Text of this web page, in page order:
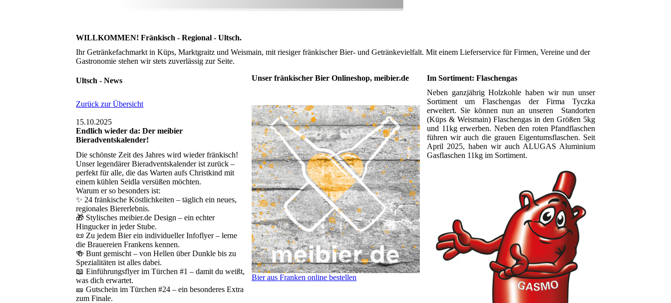
WILLKOMMEN! Fränkisch - Regional - Ultsch.
Ihr Getränkefachmarkt in Küps, Marktgraitz und Weismain, mit riesiger fränkischer Bier- und Getränkevielfalt. Mit einem Lieferservice für Firmen, Vereine und der
Gastronomie stehen wir stets zuverlässig zur Seite.
Ultsch - News
Zurück zur Übersicht
15.10.2025
Endlich wieder da: Der meibier
Bieradventskalender!
Die schönste Zeit des Jahres wird wieder fränkisch!
Unser legendärer Bieradventskalender ist zurück –
perfekt für alle, die das Warten aufs Christkind mit
einem kühlen Seidla versüßen möchten.
Warum er so besonders ist:
✨ 24 fränkische Köstlichkeiten – täglich ein neues,
regionales Biererlebnis.
🎁 Stylisches meibier.de Design – ein echter
Hingucker in jeder Stube.
📜 Zu jedem Bier ein individueller Infoflyer – lerne
die Brauereien Frankens kennen.
🍻 Bunt gemischt – von Hellen über Dunkle bis zu
Spezialitäten ist alles dabei.
📖 Einführungsflyer im Türchen #1 – damit du weißt,
was dich erwartet.
🎫 Gutschein im Türchen #24 – ein besonderes Extra
zum Finale.
Unser fränkischer Bier Onlineshop, meibier.de
Bier aus Franken online bestellen
Im Sortiment: Flaschengas
Neben ganzjährig Holzkohle haben wir nun unser
Sortiment um Flaschengas der Firma Tyczka
erweitert. Sie können nun an unseren Standorten
(Küps & Weismain) Flaschengas in den Größen 5kg
und 11kg erwerben. Neben den roten Pfandflaschen
führen wir auch die grauen Eigentumsflaschen. Seit
April 2025, haben wir auch ALUGAS Aluminium
Gasflaschen 11kg im Sortiment.